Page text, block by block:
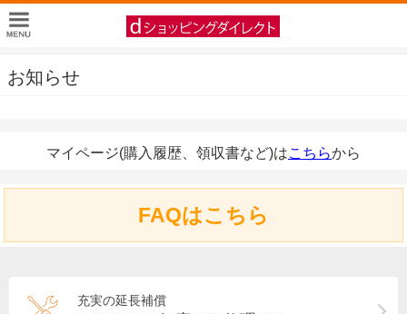
お知らせ
マイページ(購入履歴、領収書など)はこちらから
FAQはこちら
充実の延長補償